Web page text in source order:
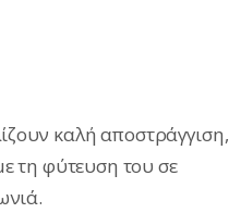
καλή αποστράγγιση,
τη φύτευση του σε